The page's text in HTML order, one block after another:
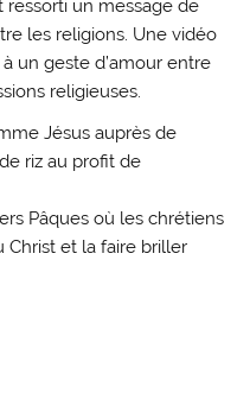
ressorti un message de
les religions. Une vidéo
un geste d’amour entre
religieuses.
Jésus auprès de
riz au profit de
Pâques où les chrétiens
Christ et la faire briller